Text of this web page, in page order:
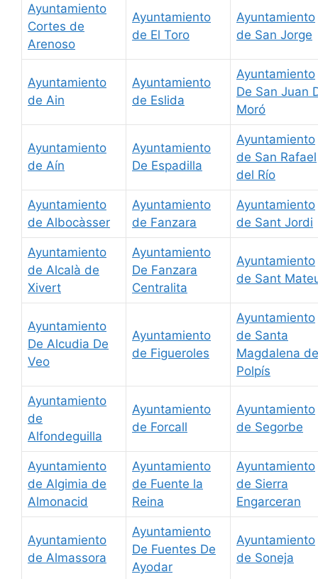
Ayuntamiento
Cortes de
Arenoso
Ayuntamiento
de El Toro
Ayuntamiento
de San Jorge
Ayuntamiento
de Ain
Ayuntamiento
de Eslida
Ayuntamiento
De San Juan
Moró
Ayuntamiento
de Aín
Ayuntamiento
De Espadilla
Ayuntamiento
de San Rafael
del Río
Ayuntamiento
de Albocàsser
Ayuntamiento
de Fanzara
Ayuntamiento
de Sant Jordi
Ayuntamiento
de Alcalà de
Xivert
Ayuntamiento
De Fanzara
Centralita
Ayuntamiento
de Sant
Ayuntamiento
De Alcudia De
Veo
Ayuntamiento
de Figueroles
Ayuntamiento
de Santa
Magdalena de
Polpís
Ayuntamiento
de
Alfondeguilla
Ayuntamiento
de Forcall
Ayuntamiento
de Segorbe
Ayuntamiento
de Algimia de
Almonacid
Ayuntamiento
de Fuente la
Reina
Ayuntamiento
de Sierra
Engarceran
Ayuntamiento
de Almassora
Ayuntamiento
De Fuentes De
Ayodar
Ayuntamiento
de Soneja